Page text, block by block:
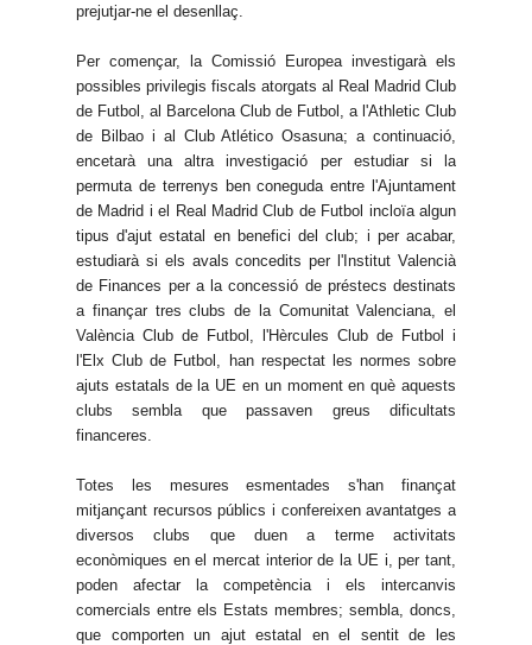
prejutjar-ne el desenllaç.
Per començar, la Comissió Europea investigarà els
possibles privilegis fiscals atorgats al Real Madrid Club
de Futbol, al Barcelona Club de Futbol, a l'Athletic Club
de Bilbao i al Club Atlético Osasuna; a continuació,
encetarà una altra investigació per estudiar si la
permuta de terrenys ben coneguda entre l'Ajuntament
de Madrid i el Real Madrid Club de Futbol incloïa algun
tipus d'ajut estatal en benefici del club; i per acabar,
estudiarà si els avals concedits per l'Institut Valencià
de Finances per a la concessió de préstecs destinats
a finançar tres clubs de la Comunitat Valenciana, el
València Club de Futbol, l'Hèrcules Club de Futbol i
l'Elx Club de Futbol, han respectat les normes sobre
ajuts estatals de la UE en un moment en què aquests
clubs sembla que passaven greus dificultats
financeres.
Totes les mesures esmentades s'han finançat
mitjançant recursos públics i confereixen avantatges a
diversos clubs que duen a terme activitats
econòmiques en el mercat interior de la UE i, per tant,
poden afectar la competència i els intercanvis
comercials entre els Estats membres; sembla, doncs,
que comporten un ajut estatal en el sentit de les